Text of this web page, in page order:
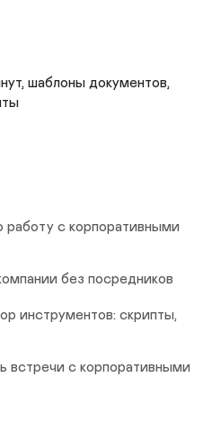
шаблоны документов,
с корпоративными
без посредников
инструментов: скрипты,
встречи с корпоративными